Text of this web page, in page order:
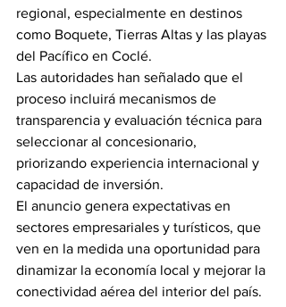
regional, especialmente en destinos
como Boquete, Tierras Altas y las playas
del Pacífico en Coclé.
Las autoridades han señalado que el
proceso incluirá mecanismos de
transparencia y evaluación técnica para
seleccionar al concesionario,
priorizando experiencia internacional y
capacidad de inversión.
El anuncio genera expectativas en
sectores empresariales y turísticos, que
ven en la medida una oportunidad para
dinamizar la economía local y mejorar la
conectividad aérea del interior del país.